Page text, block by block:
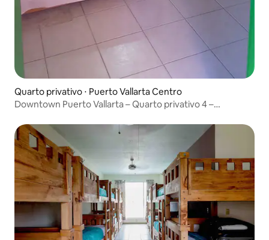
Quarto privativo ⋅ Puerto Vallarta Centro
Downtown Puerto Vallarta – Quarto privativo 4 –